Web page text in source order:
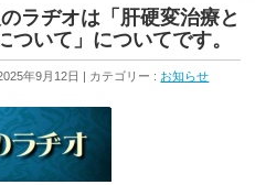
ラヂオは「肝硬変治療と
いて」についてです。
年9月12日 カテゴリー : お知らせ